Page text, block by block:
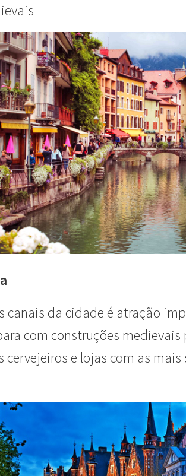
canais da cidade é atração
com construções
cervejeiros e lojas com as